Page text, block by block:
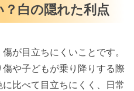
白の隠れた利点
が目立ちにくいことです。
や子どもが乗り降りする際
比べて目立ちにくく、日常